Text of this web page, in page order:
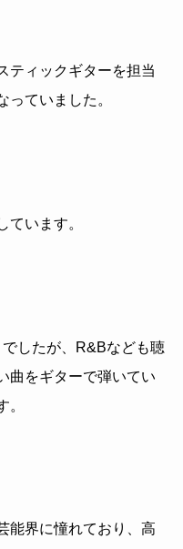
ティックギターを担当
っていました。
ています。
したが、R&Bなども聴
曲をギターで弾いてい
。
能界に憧れており、高